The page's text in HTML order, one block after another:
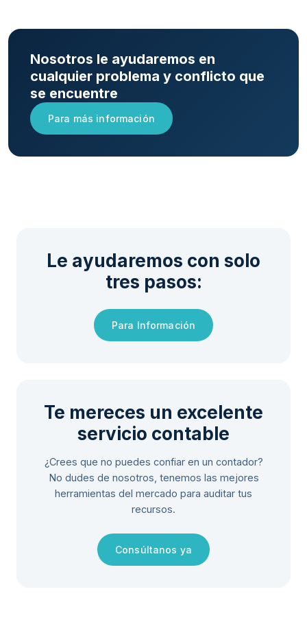
Nosotros le ayudaremos en
cualquier problema y conflicto que
se encuentre
Para más información
Le ayudaremos con solo
tres pasos:
Para Información
Te mereces un excelente
servicio contable
¿Crees que no puedes confiar en un contador?
No dudes de nosotros, tenemos las mejores
herramientas del mercado para auditar tus
recursos.
Consúltanos ya